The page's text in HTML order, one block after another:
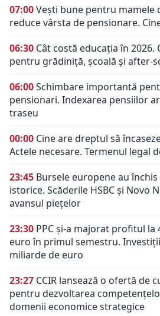
07:00Vești bune pentru mamele
reduce vârsta de pensionare.
06:30 Cât costă educația în
pentru grădiniță, școală și after-
06:00Schimbare importantă
pensionari. Indexarea pensiilor
traseu
00:00 Cine are dreptul să
Actele necesare. Termenul legal
23:45 Bursele europene au
istorice. Scăderile HSBC și Novo
avansul piețelor
23:30 PPC și-a majorat profitul la
euro în primul semestru.
miliarde de euro
23:27 CCIR lansează o ofertă de
pentru dezvoltarea
domenii economice strategice